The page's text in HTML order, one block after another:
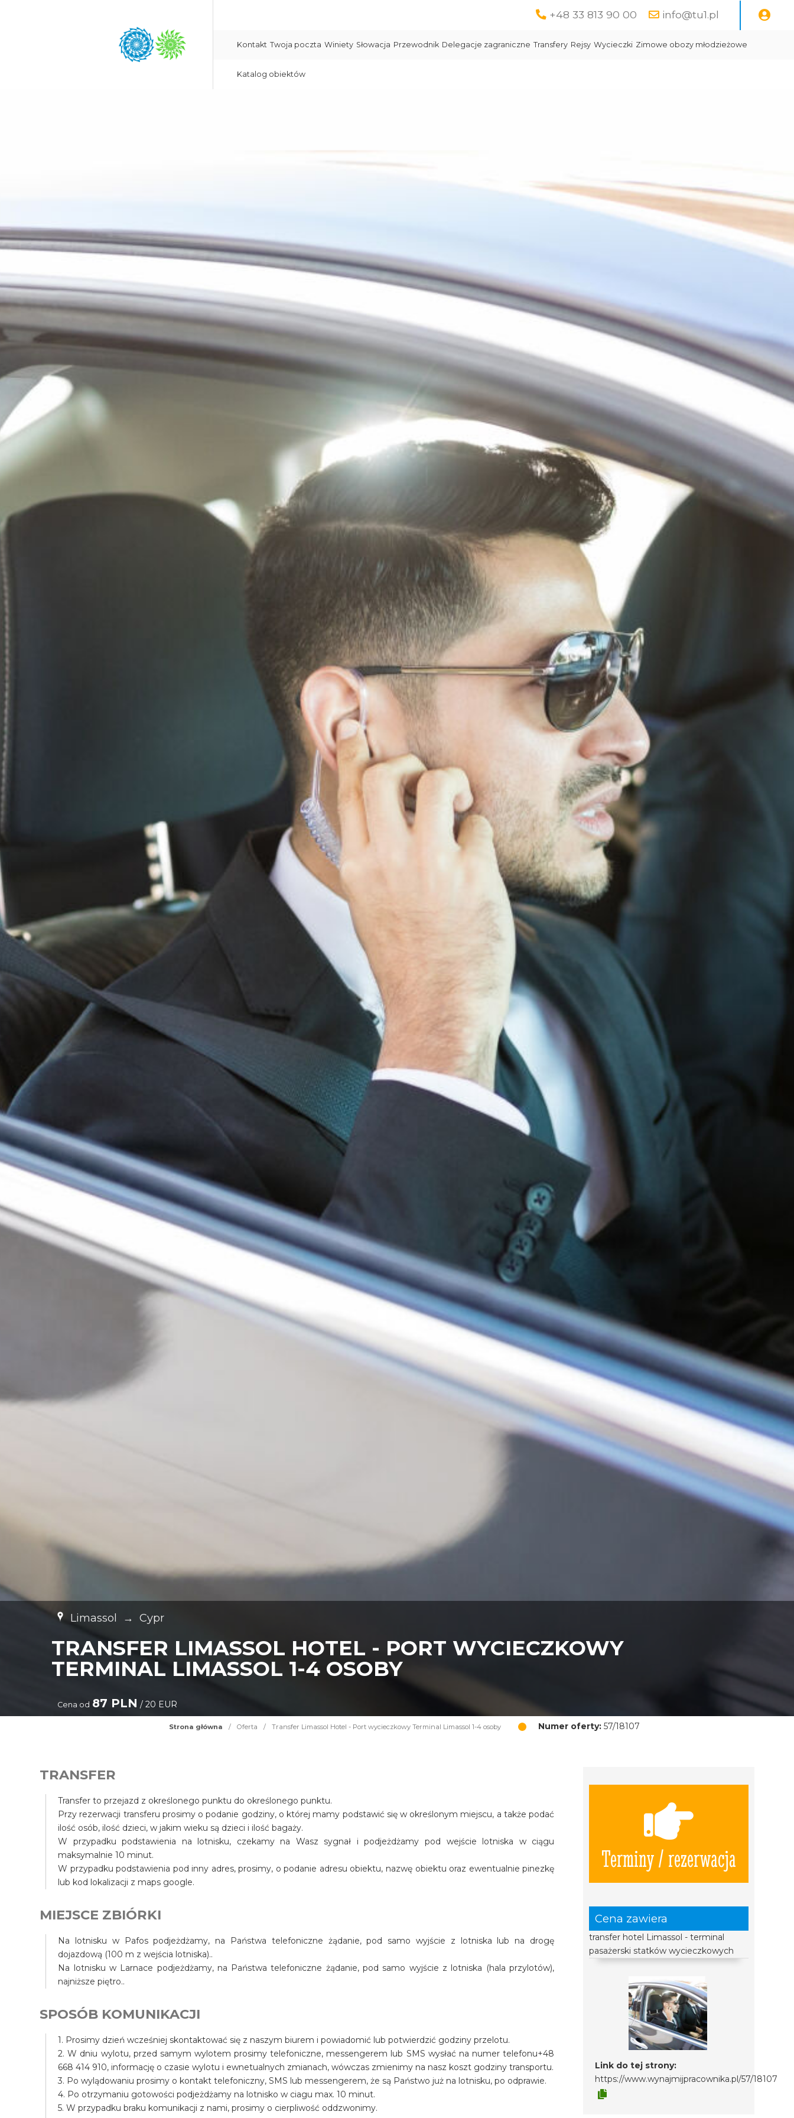
+48 33 813 90 00 info@tu1.pl
Kontakt Twoja poczta Winiety Słowacja Przewodnik Delegacje zagraniczne Transfery Rejsy Wycieczki Zimowe obozy młodzieżowe
Katalog obiektów
Limassol → Cypr
TRANSFER LIMASSOL HOTEL - PORT WYCIECZKOWY
TERMINAL LIMASSOL 1-4 OSOBY
Cena od 87 PLN / 20 EUR
Strona główna / Oferta / Transfer Limassol Hotel - Port wycieczkowy Terminal Limassol 1-4 osoby Numer oferty: 57/18107
Terminy / rezerwacja
Cena zawiera
transfer hotel Limassol - terminal
pasażerski statków wycieczkowych
Link do tej strony:
https://www.wynajmijpracownika.pl/57/18107
TRANSFER
Transfer to przejazd z określonego punktu do określonego punktu.
Przy rezerwacji transferu prosimy o podanie godziny, o której mamy podstawić się w określonym miejscu, a także podać
ilość osób, ilość dzieci, w jakim wieku są dzieci i ilość bagaży.
W przypadku podstawienia na lotnisku, czekamy na Wasz sygnał i podjeżdżamy pod wejście lotniska w ciągu
maksymalnie 10 minut.
W przypadku podstawienia pod inny adres, prosimy, o podanie adresu obiektu, nazwę obiektu oraz ewentualnie pinezkę
lub kod lokalizacji z maps google.
MIEJSCE ZBIÓRKI
Na lotnisku w Pafos podjeżdżamy, na Państwa telefoniczne żądanie, pod samo wyjście z lotniska lub na drogę
dojazdową (100 m z wejścia lotniska)..
Na lotnisku w Larnace podjeżdżamy, na Państwa telefoniczne żądanie, pod samo wyjście z lotniska (hala przylotów),
najniższe piętro..
SPOSÓB KOMUNIKACJI
1. Prosimy dzień wcześniej skontaktować się z naszym biurem i powiadomić lub potwierdzić godziny przelotu.
2. W dniu wylotu, przed samym wylotem prosimy telefoniczne, messengerem lub SMS wysłać na numer telefonu+48
668 414 910, informację o czasie wylotu i ewnetualnych zmianach, wówczas zmienimy na nasz koszt godziny transportu.
3. Po wylądowaniu prosimy o kontakt telefoniczny, SMS lub messengerem, że są Państwo już na lotnisku, po odprawie.
4. Po otrzymaniu gotowości podjeżdżamy na lotnisko w ciagu max. 10 minut.
5. W przypadku braku komunikacji z nami, prosimy o cierpliwość oddzwonimy.